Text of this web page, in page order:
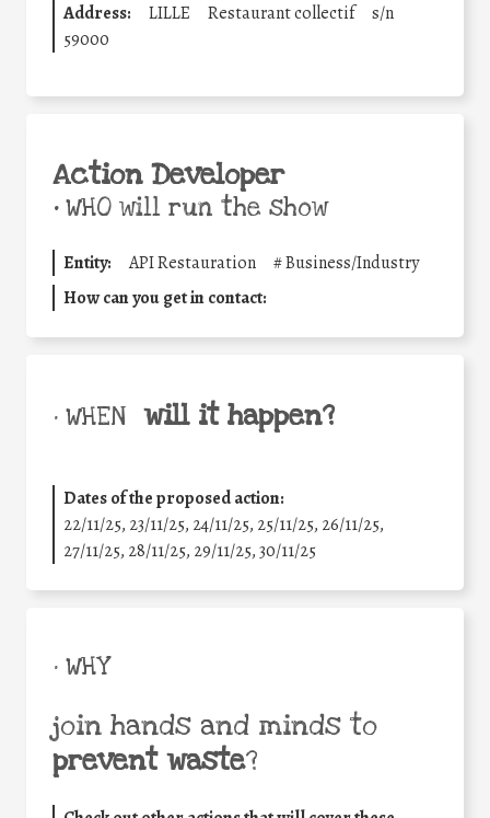
Address:
LILLE Restaurant collectif
s/n
59000
Action Developer
•WHO will run the show
Entity: API Restauration #Business/Industry
How can you get in contact:
• WHEN will it happen?
Dates of the proposed action:
22/11/25, 23/11/25, 24/11/25, 25/11/25, 26/11/25,
27/11/25, 28/11/25, 29/11/25,30/11/25
• WHY
join hands and minds to
prevent waste?